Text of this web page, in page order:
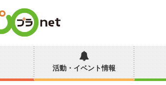
活動・イベント情報